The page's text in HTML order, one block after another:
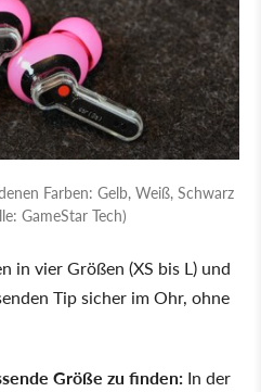
Farben: Gelb, Weiß, Schwarz
GameStar Tech)
in vier Größen (XS bis L) und
Tip sicher im Ohr, ohne
Größe zu finden: In der